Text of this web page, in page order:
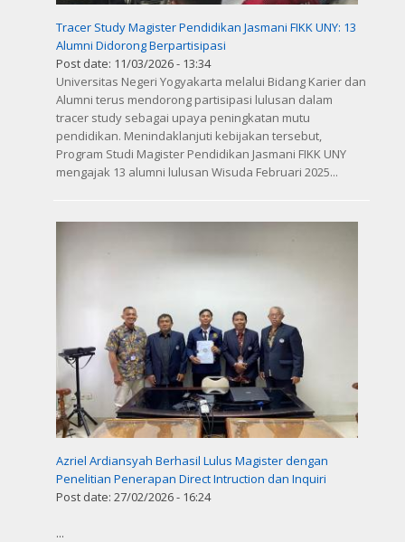
Tracer Study Magister Pendidikan Jasmani FIKK UNY: 13
Alumni Didorong Berpartisipasi
Post date: 11/03/2026 - 13:34
Universitas Negeri Yogyakarta melalui Bidang Karier dan
Alumni terus mendorong partisipasi lulusan dalam
tracer study sebagai upaya peningkatan mutu
pendidikan. Menindaklanjuti kebijakan tersebut,
Program Studi Magister Pendidikan Jasmani FIKK UNY
mengajak 13 alumni lulusan Wisuda Februari 2025...
Azriel Ardiansyah Berhasil Lulus Magister dengan
Penelitian Penerapan Direct Intruction dan Inquiri
Post date: 27/02/2026 - 16:24
...